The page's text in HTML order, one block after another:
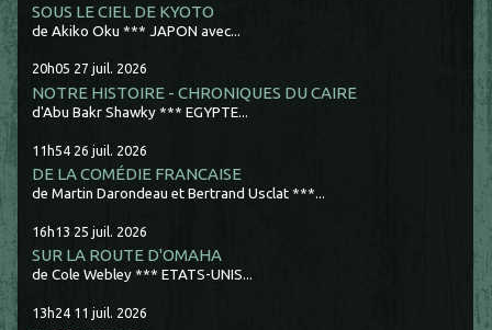
SOUS LE CIEL DE KYOTO
de Akiko Oku *** JAPON avec...
20h05 27 juil. 2026
NOTRE HISTOIRE - CHRONIQUES DU CAIRE
d'Abu Bakr Shawky *** EGYPTE...
11h54 26 juil. 2026
DE LA COMÉDIE FRANCAISE
de Martin Darondeau et Bertrand Usclat ***...
16h13 25 juil. 2026
SUR LA ROUTE D'OMAHA
de Cole Webley *** ETATS-UNIS...
13h24 11 juil. 2026